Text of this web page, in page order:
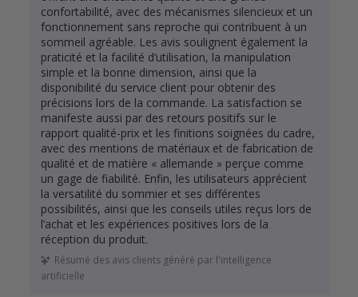
confortabilité, avec des mécanismes silencieux et un
fonctionnement sans reproche qui contribuent à un
sommeil agréable. Les avis soulignent également la
praticité et la facilité d’utilisation, la manipulation
simple et la bonne dimension, ainsi que la
disponibilité du service client pour obtenir des
précisions lors de la commande. La satisfaction se
manifeste aussi par des retours positifs sur le
rapport qualité-prix et les finitions soignées du cadre,
avec des mentions de matériaux et de fabrication de
qualité et de matière « allemande » perçue comme
un gage de fiabilité. Enfin, les utilisateurs apprécient
la versatilité du sommier et ses différentes
possibilités, ainsi que les conseils utiles reçus lors de
l’achat et les expériences positives lors de la
réception du produit.
Résumé des avis clients généré par l'intelligence
artificielle